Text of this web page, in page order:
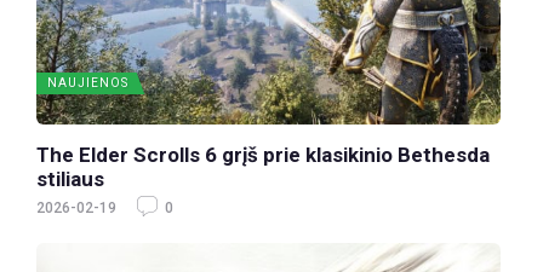
NAUJIENOS
The Elder Scrolls 6 grįš prie klasikinio Bethesda
stiliaus
2026-02-19 0